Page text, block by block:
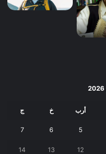
أرب خ ج
5
6
7
12
13
14